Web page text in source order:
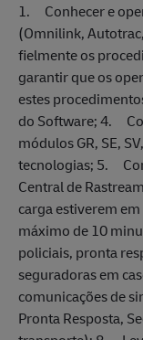
1. Conhecer e
(Omnilink,
fielmente os
garantir que os
estes
do Software; 4.
módulos GR, SE,
tecnologias; 5.
Central de
carga estiverem
máximo de 10
policiais, pronta
seguradoras em
comunicações de
Pronta Resposta,